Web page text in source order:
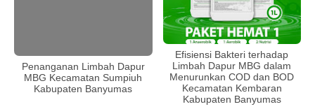
Penanganan Limbah Dapur
MBG Kecamatan Sumpiuh
Kabupaten Banyumas
Efisiensi Bakteri terhadap
Limbah Dapur MBG dalam
Menurunkan COD dan BOD
Kecamatan Kembaran
Kabupaten Banyumas